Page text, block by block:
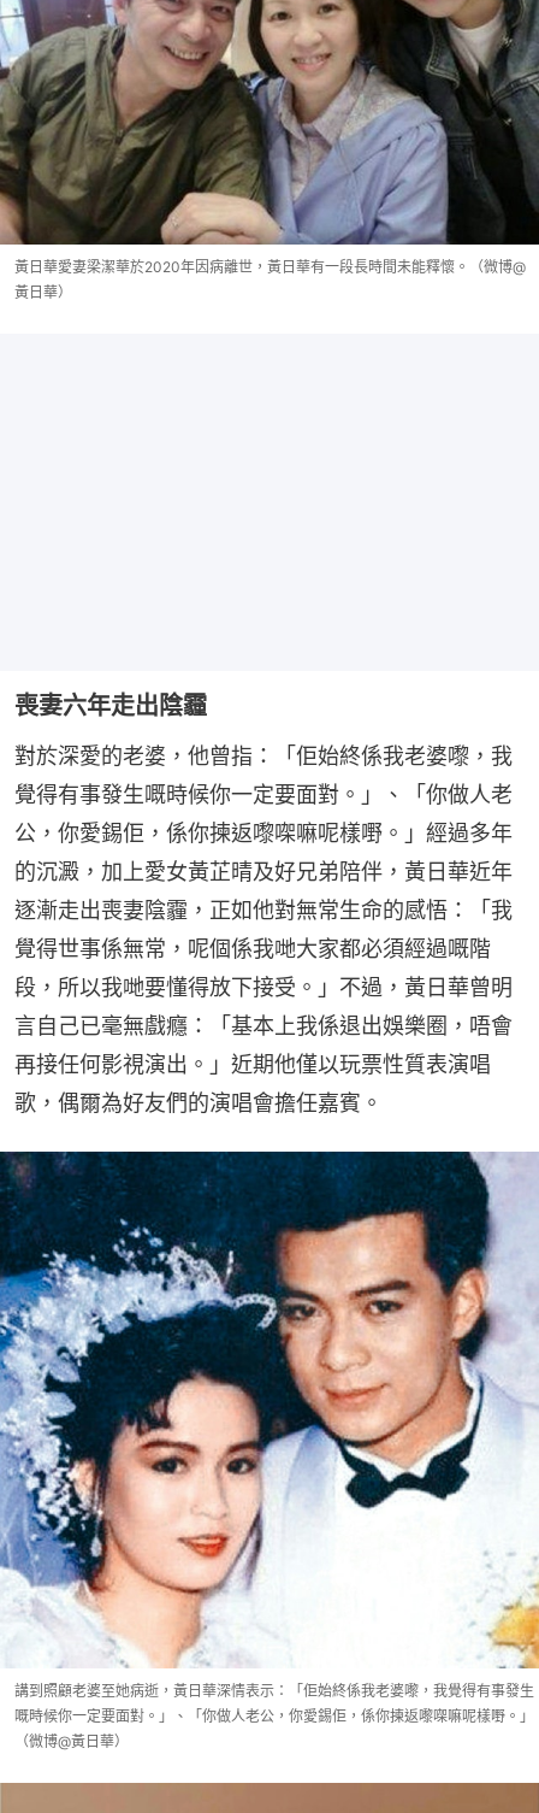
黃日華愛妻梁潔華於2020年因病離世，黃日華有一段長時間未能釋懷。（微博@
黃日華）
喪妻六年走出陰霾
對於深愛的老婆，他曾指：「佢始終係我老婆嚟，我
覺得有事發生嘅時候你一定要面對。」、「你做人老
公，你愛錫佢，係你揀返嚟㗎嘛呢樣嘢。」經過多年
的沉澱，加上愛女黃芷晴及好兄弟陪伴，黃日華近年
逐漸走出喪妻陰霾，正如他對無常生命的感悟：「我
覺得世事係無常，呢個係我哋大家都必須經過嘅階
段，所以我哋要懂得放下接受。」不過，黃日華曾明
言自己已毫無戲癮：「基本上我係退出娛樂圈，唔會
再接任何影視演出。」近期他僅以玩票性質表演唱
歌，偶爾為好友們的演唱會擔任嘉賓。
講到照顧老婆至她病逝，黃日華深情表示：「佢始終係我老婆嚟，我覺得有事發生
嘅時候你一定要面對。」、「你做人老公，你愛錫佢，係你揀返嚟㗎嘛呢樣嘢。」
（微博@黃日華）